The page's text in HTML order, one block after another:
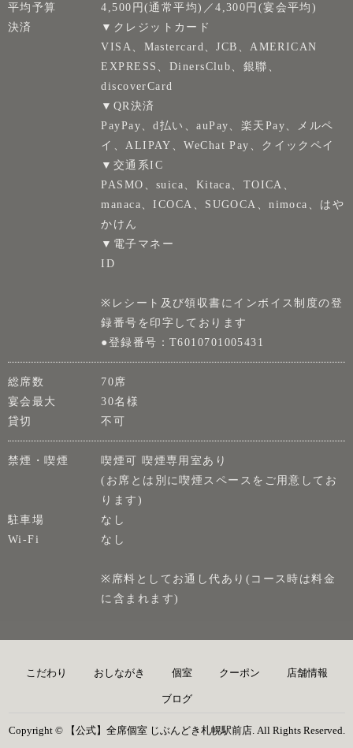
平均予算
4,500円(通常平均)／4,300円(宴会平均)
決済
▼クレジットカード
VISA、Mastercard、JCB、AMERICAN
EXPRESS、DinersClub、銀聯、
discoverCard
▼QR決済
PayPay、d払い、auPay、楽天Pay、メルペ
イ、ALIPAY、WeChat Pay、クイックペイ
▼交通系IC
PASMO、suica、Kitaca、TOICA、
manaca、ICOCA、SUGOCA、nimoca、はや
かけん
▼電子マネー
ID
※レシート及び領収書にインボイス制度の登
録番号を印字しております
●登録番号：T6010701005431
総席数
70席
宴会最大
30名様
貸切
不可
禁煙・喫煙
喫煙可 喫煙専用室あり
(お席とは別に喫煙スペースをご用意してお
ります)
駐車場
なし
Wi-Fi
なし
※席料としてお通し代あり(コース時は料金
に含まれます)
こだわり おしながき 個室 クーポン 店舗情報
ブログ
Copyright © 【公式】全席個室 じぶんどき札幌駅前店. All Rights Reserved.